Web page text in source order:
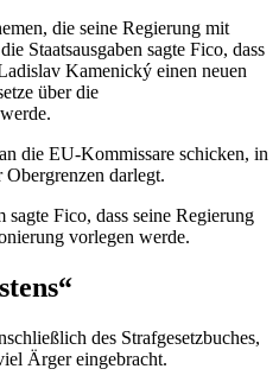
die seine Regierung mit
Staatsausgaben sagte Fico, dass
Kamenický einen neuen
über die
die EU-Kommissare schicken, in
Obergrenzen darlegt.
sagte Fico, dass seine Regierung
vorlegen werde.
des Strafgesetzbuches,
Ärger eingebracht.